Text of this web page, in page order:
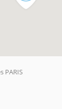
PARIS